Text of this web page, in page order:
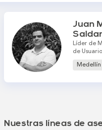
Juan
Líder de
de Usuario
Medellín
Nuestras líneas de